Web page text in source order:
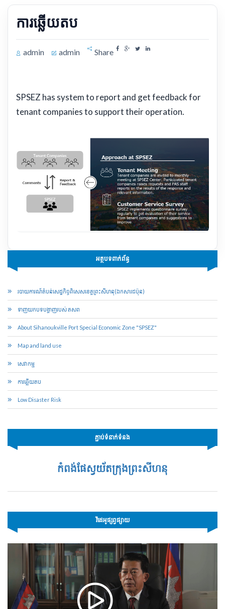
ការឆ្លើយតប
admin admin Share
SPSEZ has system to report and get feedback for
tenant companies to support their operation.
អត្ថបទពាក់ព័ន្ធ
របាយការណ៍​តំបន់សេដ្ឋកិច្ចពិសេស​ខេត្តព្រះសីហនុ​(ឯកសារជប៉ុន)
ទាញយកបទបង្ហាញរបស់ តសព
About Sihanoukville Port Special Economic Zone "SPSEZ"
Map and land use
សេវាកម្ម
ការឆ្លើយតប
Low Disaster Risk
ភ្ជាប់ទំនាក់ទំនង
កំពង់ផែស្វយ័តក្រុងព្រះសីហនុ
វីដេអូផ្សព្វផ្សាយ